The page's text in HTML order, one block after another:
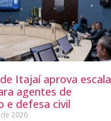
Itajaí aprova escala
agentes de
e defesa civil
2026